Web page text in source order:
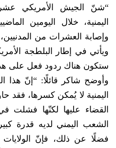
“شنّ الجيش الأمريكي
اليمنية، خلال اليومين
وإصابة العشرات من المدنيين،
ويأتي في إطار البلطجة
ستكون هناك ردود فعل على
وأوضح شاكر قائلًا: “إنّ هذا
اليمنية لا يُمكن كسرها، فقد
القضاء عليها لكنّها فشلت
الشعب اليمني لديه قدرة
فضلًا عن ذلك، فإنّ